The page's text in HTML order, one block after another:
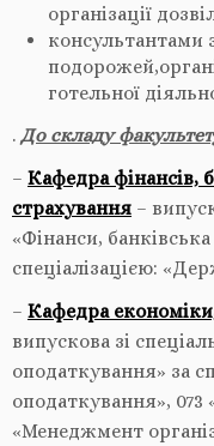
організації
консультантами
готельної
. До складу
– Кафедра фінансів,
страхування –
«Фінанси,
спеціалізацією:
– Кафедра
випускова зі
оподаткування» за
оподаткування», 073
«Менеджмент